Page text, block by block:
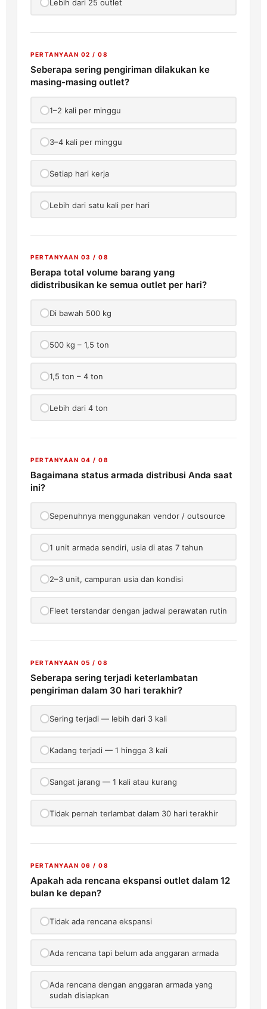
Lebih dari 25 outlet
PERTANYAAN 02 / 08
Seberapa sering pengiriman dilakukan ke
masing-masing outlet?
1–2 kali per minggu
3–4 kali per minggu
Setiap hari kerja
Lebih dari satu kali per hari
PERTANYAAN 03 / 08
Berapa total volume barang yang
didistribusikan ke semua outlet per hari?
Di bawah 500 kg
500 kg – 1,5 ton
1,5 ton – 4 ton
Lebih dari 4 ton
PERTANYAAN 04 / 08
Bagaimana status armada distribusi Anda saat
ini?
Sepenuhnya menggunakan vendor / outsource
1 unit armada sendiri, usia di atas 7 tahun
2–3 unit, campuran usia dan kondisi
Fleet terstandar dengan jadwal perawatan rutin
PERTANYAAN 05 / 08
Seberapa sering terjadi keterlambatan
pengiriman dalam 30 hari terakhir?
Sering terjadi — lebih dari 3 kali
Kadang terjadi — 1 hingga 3 kali
Sangat jarang — 1 kali atau kurang
Tidak pernah terlambat dalam 30 hari terakhir
PERTANYAAN 06 / 08
Apakah ada rencana ekspansi outlet dalam 12
bulan ke depan?
Tidak ada rencana ekspansi
Ada rencana tapi belum ada anggaran armada
Ada rencana dengan anggaran armada yang
sudah disiapkan